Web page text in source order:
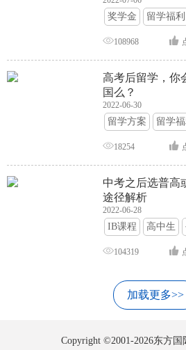
奖学金 留学福利
108968
高考后留学，你
国么？
2022-06-30
留学方案 留学福
18254
中考之后选普高
途径解析
2022-06-28
IB课程 高中生
104319
加载更多>>
Copyright ©2001-2026东方